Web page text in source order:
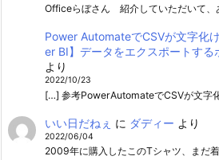
Officeらぼさん 紹介していただいて、
Power AutomateでCSVが文字化
er BI】データをエクスポートす
より
2022/10/23
[…] 参考PowerAutomateでCSVが文字
いい日だねぇ に ダディー より
2022/06/04
2009年に購入したこのTシャツ、まだ